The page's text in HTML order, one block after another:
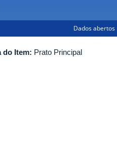
Dados abertos
do Item: Prato Principal